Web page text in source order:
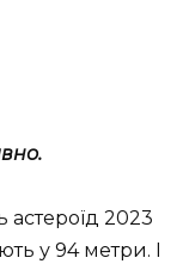
астероїд 2023
у 94 метри. І